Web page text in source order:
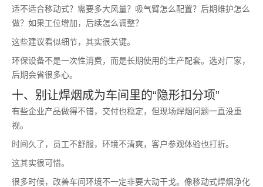
适不适合移动式？需要多大风量？吸气臂怎么配置？后期维护怎么
做？如果工位增加，后续怎么调整？
这些建议看似细节，其实很关键。
环保设备不是一次性消费，而是长期使用的生产配套。选对厂家，
后期会省很多心。
十、别让焊烟成为车间里的“隐形扣分项”
有些企业产品做得不错，交付也稳定，但现场焊烟问题一直没重
视。
时间久了，员工不舒服，环境不清爽，客户参观体验也打折。
这其实很可惜。
很多时候，改善车间环境不一定非要大动干戈。像移动式焊烟净化